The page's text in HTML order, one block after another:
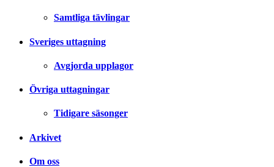
Samtliga tävlingar
Sveriges uttagning
Avgjorda upplagor
Övriga uttagningar
Tidigare säsonger
Arkivet
Om oss